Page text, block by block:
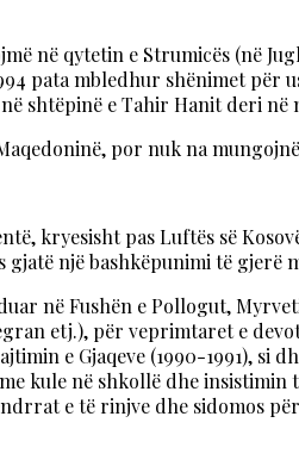
në qytetin e Strumicës (në
pata mbledhur shënimet për
shtëpinë e Tahir Hanit deri
por nuk na
kryesisht pas Luftës së
gjatë një bashkëpunimi të
në Fushën e Pollogut,
etj.), për veprimtaret e
e Gjaqeve (1990-1991),
kule në shkollë dhe
e të rinjve dhe sidomos